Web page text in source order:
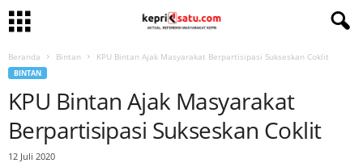
Beranda Bintan KPU Bintan Ajak Masyarakat Berpartisipasi Sukseskan Coklit
BINTAN
KPU Bintan Ajak Masyarakat
Berpartisipasi Sukseskan Coklit
12 Juli 2020